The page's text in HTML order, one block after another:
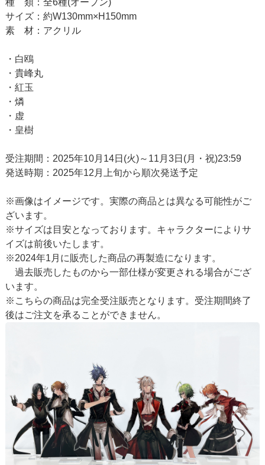
種 類：全6種(オープン)
サイズ：約W130mm×H150mm
素 材：アクリル
・白鴎
・貴峰丸
・紅玉
・燐
・虚
・皇樹
受注期間：2025年10月14日(火)～11月3日(月・祝)23:59
発送時期：2025年12月上旬から順次発送予定
※画像はイメージです。実際の商品とは異なる可能性がご
ざいます。
※サイズは目安となっております。キャラクターによりサ
イズは前後いたします。
※2024年1月に販売した商品の再製造になります。
過去販売したものから一部仕様が変更される場合がござ
います。
※こちらの商品は完全受注販売となります。受注期間終了
後はご注文を承ることができません。